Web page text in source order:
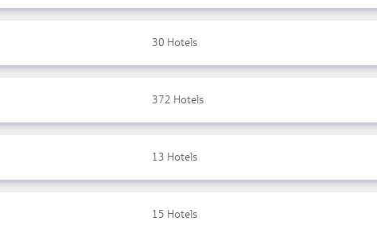
30 Hotels
372 Hotels
13 Hotels
15 Hotels